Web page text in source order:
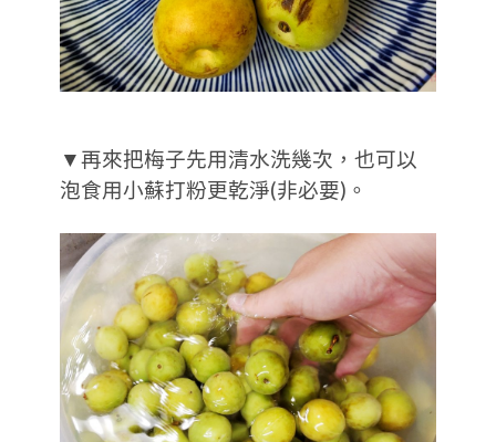
▼再來把梅子先用清水洗幾次，也可以
泡食用小蘇打粉更乾淨(非必要)。